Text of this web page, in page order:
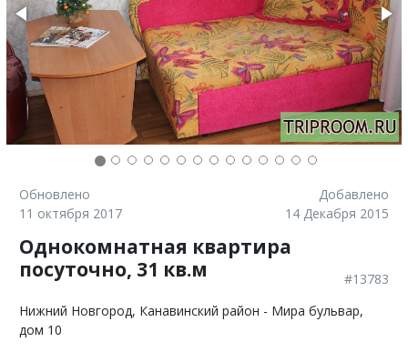
Обновлено
11 октября 2017
Добавлено
14 Декабря 2015
Однокомнатная квартира
посуточно, 31 кв.м
#13783
Нижний Новгород, Канавинский район - Мира бульвар,
дом 10